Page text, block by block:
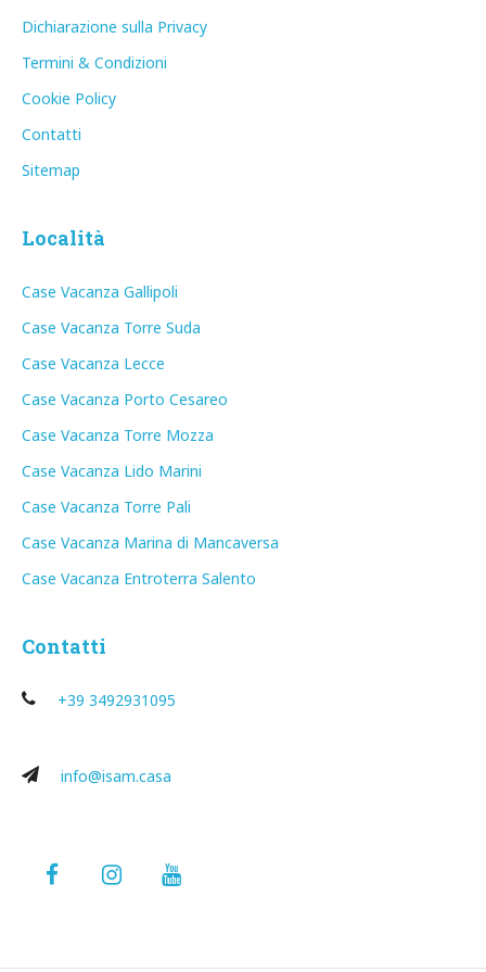
Dichiarazione sulla Privacy
Termini & Condizioni
Cookie Policy
Contatti
Sitemap
Località
Case Vacanza Gallipoli
Case Vacanza Torre Suda
Case Vacanza Lecce
Case Vacanza Porto Cesareo
Case Vacanza Torre Mozza
Case Vacanza Lido Marini
Case Vacanza Torre Pali
Case Vacanza Marina di Mancaversa
Case Vacanza Entroterra Salento
Contatti
+39 3492931095
info@isam.casa